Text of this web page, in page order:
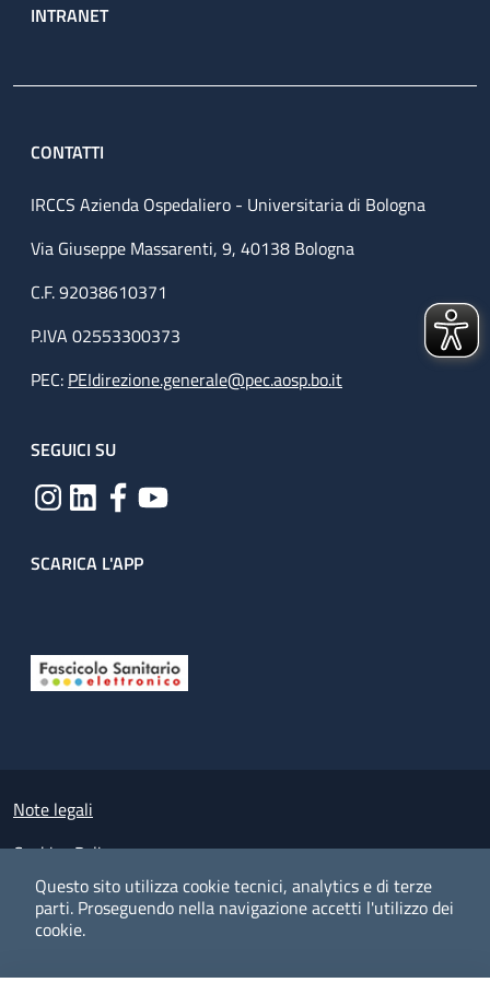
Questo sito utilizza cookie tecnici, analytics e di terze
parti. Proseguendo nella navigazione accetti l'utilizzo dei
cookie.
INTRANET
CONTATTI
IRCCS Azienda Ospedaliero - Universitaria di Bologna
Via Giuseppe Massarenti, 9, 40138 Bologna
C.F. 92038610371
P.IVA 02553300373
PEC: PEIdirezione.generale@pec.aosp.bo.it
SEGUICI SU
SCARICA L'APP
Small prints
Note legali
Cookies Policy
Policy privacy e protezione del dato personale
Albo pretorio on-line
Dichiarazione di accessibilità